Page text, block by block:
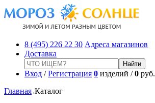
8 (495) 226 22 30 Адреса магазинов
Доставка
Вход /Регистрация 0 изделий /0 руб.
Главная Каталог